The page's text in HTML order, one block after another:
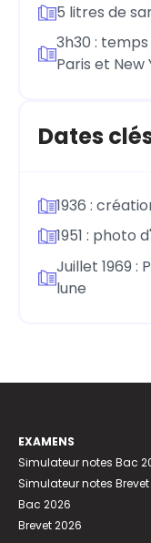
5 litres de
3h30 :
Paris et New
Dates
1936 :
1951 : photo
Juillet 1969 :
lune
EXAMENS
Simulateur notes Bac
Simulateur notes Brevet
Bac 2026
Brevet 2026